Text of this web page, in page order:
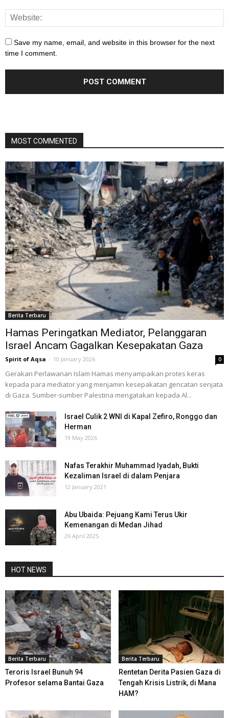
Save my name, email, and website in this browser for the next
time I comment.
MOST COMMENTED
Berita Terbaru
Hamas Peringatkan Mediator, Pelanggaran
Israel Ancam Gagalkan Kesepakatan Gaza
Spirit of Aqsa - 10 January 2026 0
Gerakan Perlawanan Islam Hamas menyampaikan protes keras
kepada para mediator yang menjamin kesepakatan gencatan senjata
di Gaza. Sumber-sumber Palestina mengatakan kepada Al...
Israel Culik 2 WNI di Kapal Zefiro, Ronggo dan
Herman
19 May 2026
Nafas Terakhir Muhammad Iyadah, Bukti
Kezaliman Israel di dalam Penjara
12 January 2021
Abu Ubaida: Pejuang Kami Terus Ukir
Kemenangan di Medan Jihad
26 April 2025
HOT NEWS
Berita Terbaru
Teroris Israel Bunuh 94
Profesor selama Bantai Gaza
Berita Terbaru
Rentetan Derita Pasien Gaza di
Tengah Krisis Listrik, di Mana
HAM?